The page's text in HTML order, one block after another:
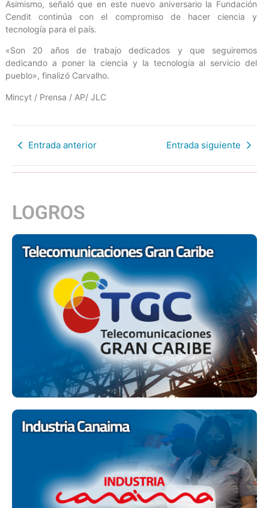
Asimismo, señaló que en este nuevo aniversario la Fundación
Cendit continúa con el compromiso de hacer ciencia y
tecnología para el país.
«Son 20 años de trabajo dedicados y que seguiremos
dedicando a poner la ciencia y la tecnología al servicio del
pueblo», finalizó Carvalho.
Mincyt / Prensa / AP/ JLC
Entrada anterior Entrada siguiente
LOGROS